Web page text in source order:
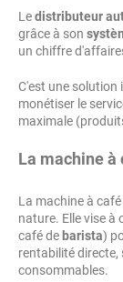
Ledistributeur
grâce à son
un chiffre
C'est une solution
monétiser le
maximale
La machine à
La machine à
nature. Elle vise à
café de barista)
rentabilité
consommables.